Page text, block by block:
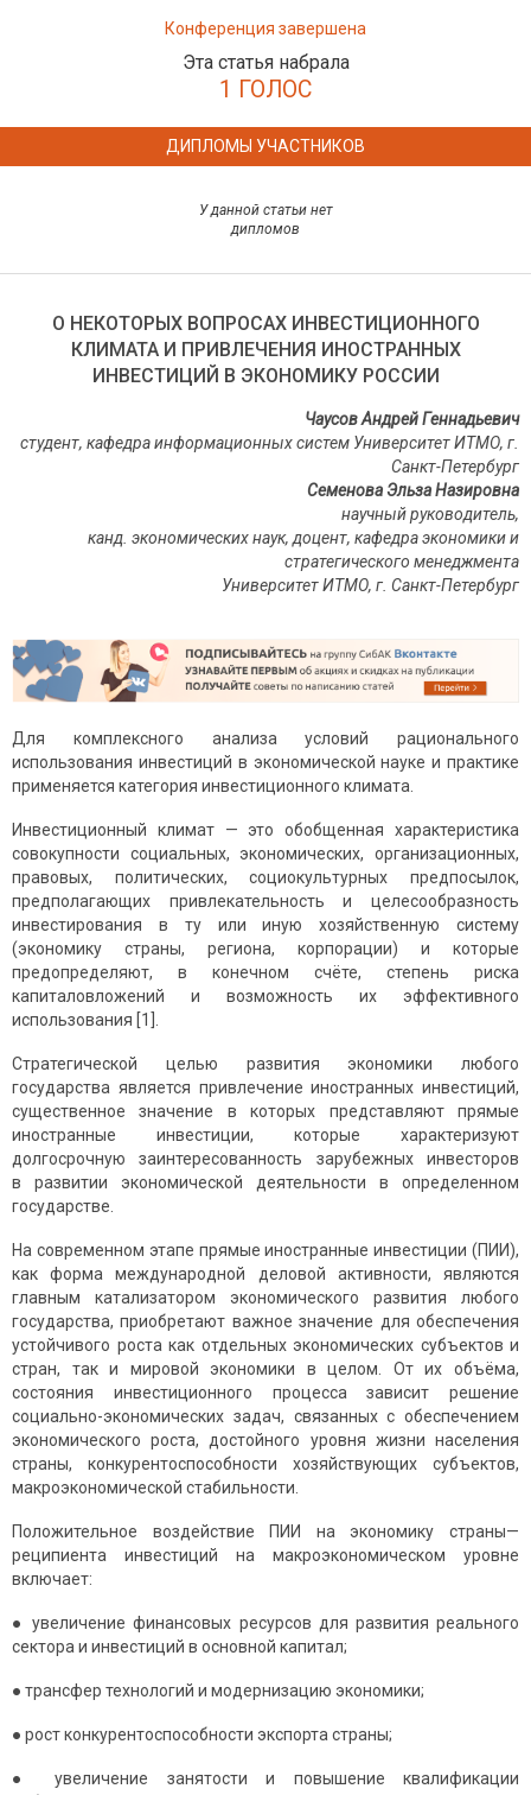
Конференция завершена
Эта статья набрала
1 ГОЛОС
ДИПЛОМЫ УЧАСТНИКОВ
У данной статьи нет
дипломов
О НЕКОТОРЫХ ВОПРОСАХ ИНВЕСТИЦИОННОГО
КЛИМАТА И ПРИВЛЕЧЕНИЯ ИНОСТРАННЫХ
ИНВЕСТИЦИЙ В ЭКОНОМИКУ РОССИИ
Чаусов Андрей Геннадьевич
студент, кафедра информационных систем Университет ИТМО, г.
Санкт-Петербург
Семенова Эльза Назировна
научный руководитель,
канд. экономических наук, доцент, кафедра экономики и
стратегического менеджмента
Университет ИТМО, г. Санкт-Петербург
Для комплекс­ного анализа условий рационального
использования инвестиций в эко­номической науке и практике
применяется категория инвестиционного климата.
Инвестиционный климат — это обобщенная характеристика
совокупности социальных, экономических, организационных,
право­вых, политических, социокультурных предпосылок,
предполагающих привлекательность и целесообразность
инвестирования в ту или иную хозяйственную систему
(экономику страны, региона, корпорации) и которые
предопределяют, в конечном счёте, степень риска
капиталовложений и возможность их эффективного
использования [1].
Стратегической целью развития экономики любого
государства является привлечение иностранных инвестиций,
существенное значение в которых представляют прямые
иностранные инвестиции, которые характеризуют
долгосрочную заинтересованность зарубежных инвесторов
в развитии экономической деятельности в определенном
государстве.
На современном этапе прямые иностранные инвестиции (ПИИ),
как форма международной деловой активности, являются
главным катализатором экономического развития любого
государства, приобретают важное значение для обеспечения
устойчивого роста как отдельных экономических субъектов и
стран, так и мировой экономики в целом. От их объёма,
состояния инвестиционного процесса зависит решение
социально-экономических задач, связанных с обеспечением
экономического роста, достойного уровня жизни населения
страны, конкурентоспособности хозяйствующих субъектов,
макроэкономической стабильности.
Положительное воздействие ПИИ на экономику страны—
реципиента инвестиций на макроэкономическом уровне
включает:
● увеличение финансовых ресурсов для развития реального
сектора и инвестиций в основной капитал;
● трансфер технологий и модернизацию экономики;
● рост конкурентоспособности экспорта страны;
● увеличение занятости и повышение квалификации